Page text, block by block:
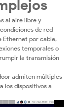
al aire libre y
de red
Ethernet por cable,
temporales o
la transmisión
admiten múltiples
los dispositivos a